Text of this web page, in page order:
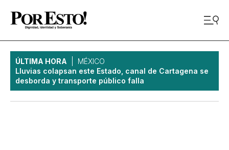
ÚLTIMA HORA
MÉXICO
Lluvias colapsan este Estado, canal de Cartagena se
desborda y transporte público falla